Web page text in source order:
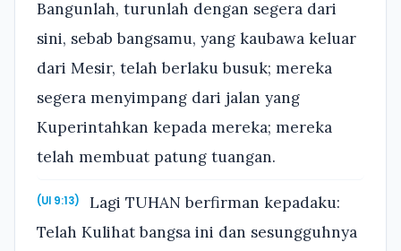
Bangunlah, turunlah dengan segera dari
sini, sebab bangsamu, yang kaubawa keluar
dari Mesir, telah berlaku busuk; mereka
segera menyimpang dari jalan yang
Kuperintahkan kepada mereka; mereka
telah membuat patung tuangan.
(Ul 9:13)
Lagi TUHAN berfirman kepadaku:
Telah Kulihat bangsa ini dan sesungguhnya